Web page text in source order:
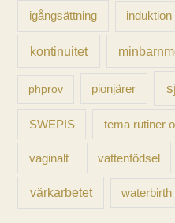
igångsättning induktion
kontinuitet
phprov pionjärer
SWEPIS tema rutiner
vaginalt vattenfödsel
värkarbetet waterbirth